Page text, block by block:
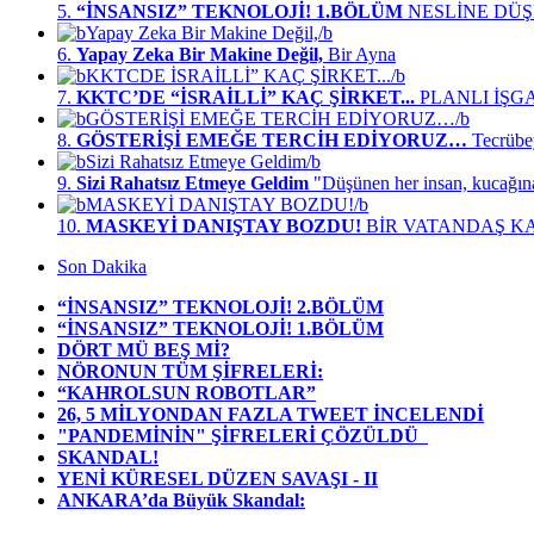
5. “İNSANSIZ” TEKNOLOJİ! 1.BÖLÜM NESLİNE
6. Yapay Zeka Bir Makine Değil, Bir Ayna
7. KKTC’DE “İSRAİLLİ” KAÇ ŞİRKET... PLANLI
8. GÖSTERİŞİ EMEĞE TERCİH EDİYORUZ…
9. Sizi Rahatsız Etmeye Geldim "Düşünen her insan,
10. MASKEYİ DANIŞTAY BOZDU! BİR VATANDAŞ
Son Dakika
“İNSANSIZ” TEKNOLOJİ! 2.BÖLÜM
“İNSANSIZ” TEKNOLOJİ! 1.BÖLÜM
DÖRT MÜ BEŞ Mİ?
NÖRONUN TÜM ŞİFRELERİ:
“KAHROLSUN ROBOTLAR”
26, 5 MİLYONDAN FAZLA TWEET İNCELENDİ
"PANDEMİNİN" ŞİFRELERİ ÇÖZÜLDÜ
SKANDAL!
YENİ KÜRESEL DÜZEN SAVAŞI - II
ANKARA’da Büyük Skandal: